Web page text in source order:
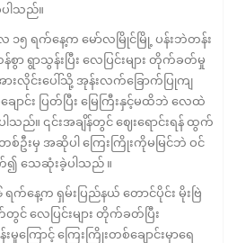
ပါသည်။
လ ၁၅ ရက်နေ့က မော်လမြိုင်မြို့ ပန်းဘဲတန်း
ရွာသွန်းပြီး လေပြင်းများ တိုက်ခတ်မှု
ားလိုင်းပေါ်သို့ အုန်းလက်ခြောက်ပြုကျ
ောင်း ပြတ်ပြီး မြေကြီးနှင့်မထိဘဲ လေထဲ
ါသည်။ ၎င်းအချိန်တွင် ဈေးရောင်းရန် ထွက်
ဦးမှ အဆိုပါ ကြေးကြိုးကိုမမြင်ဘဲ ဝင်
သေဆုံးခဲ့ပါသည် ။
ရက်နေ့က ရှမ်းပြည်နယ် တောင်ပိုင်း မိုးဗြဲ
တွင် လေပြင်းများ တိုက်ခတ်ပြီး
ကြောင့် ကြေးကြိုးတစ်ချောင်းမှာရေ